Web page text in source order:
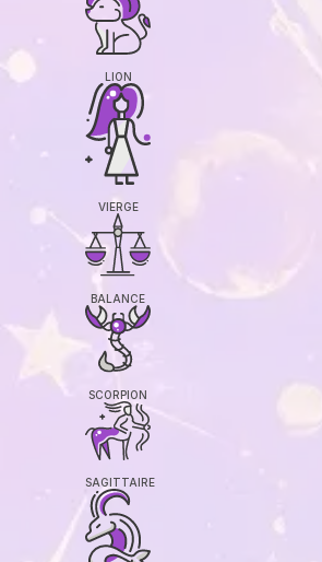
LION
VIERGE
BALANCE
SCORPION
SAGITTAIRE